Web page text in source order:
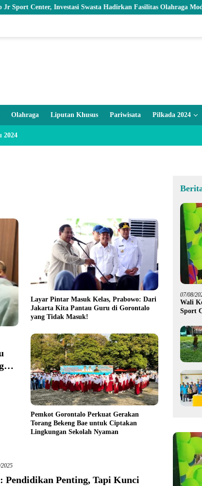
Investasi Swasta Hadirkan Fasilitas Olahraga Modern di
Olahraga Liputan Khusus Pariwisata Pilkada 2024
2024
Layar Pintar Masuk Kelas, Prabowo: Dari
Jakarta Kita Pantau Guru di Gorontalo
yang Tidak Masuk!
Pemkot Gorontalo Perkuat Gerakan
Torang Bekeng Bae untuk Ciptakan
Lingkungan Sekolah Nyaman
Pendidikan Penting, Tapi Kunci
07/08/
Wali
Sport